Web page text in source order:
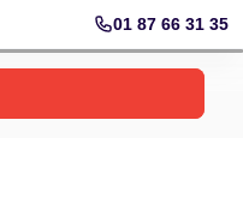
01 87 66 31 35